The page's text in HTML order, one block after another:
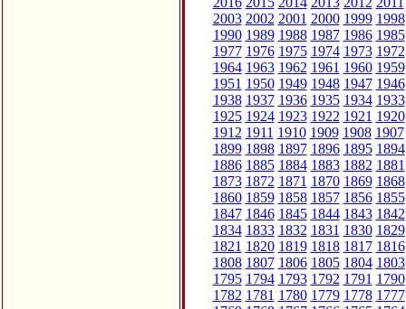
2003 2002 2001 2000 1999 1998
1990 1989 1988 1987 1986 1985
1977 1976 1975 1974 1973 1972
1964 1963 1962 1961 1960 1959
1951 1950 1949 1948 1947 1946
1938 1937 1936 1935 1934 1933
1925 1924 1923 1922 1921 1920
1912 1911 1910 1909 1908 1907
1899 1898 1897 1896 1895 1894
1886 1885 1884 1883 1882 1881
1873 1872 1871 1870 1869 1868
1860 1859 1858 1857 1856 1855
1847 1846 1845 1844 1843 1842
1834 1833 1832 1831 1830 1829
1821 1820 1819 1818 1817 1816
1808 1807 1806 1805 1804 1803
1795 1794 1793 1792 1791 1790
1782 1781 1780 1779 1778 1777